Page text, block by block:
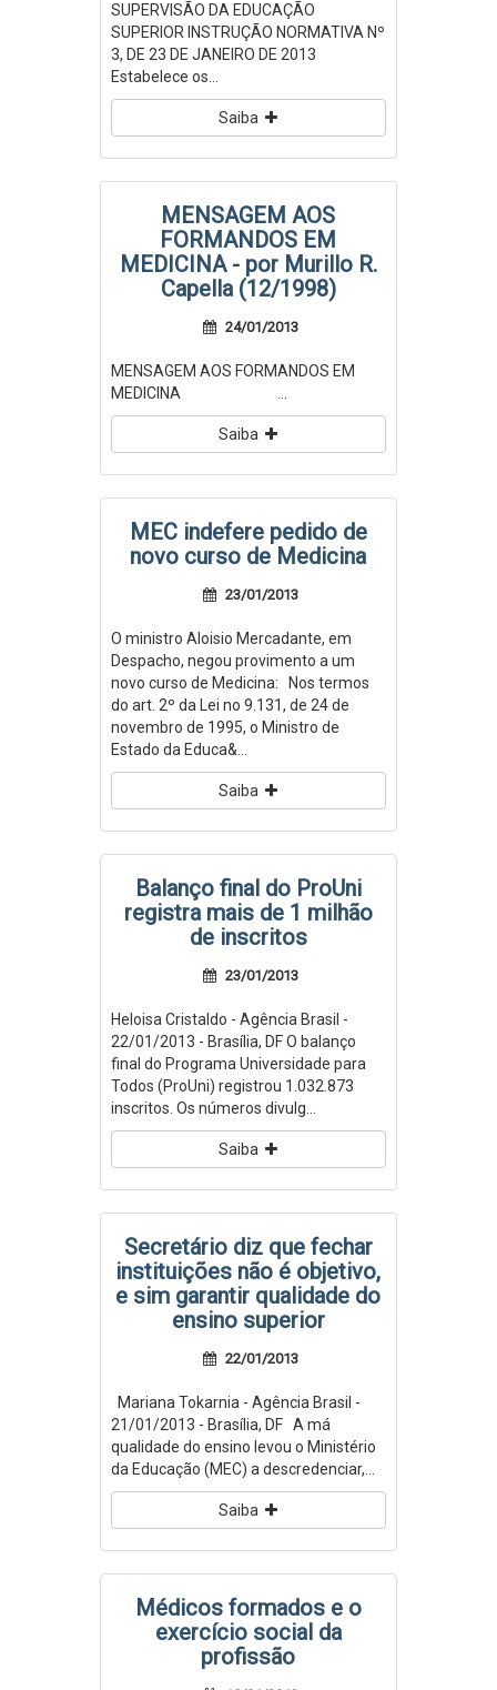
SUPERVISÃO DA EDUCAÇÃO
SUPERIOR INSTRUÇÃO NORMATIVA Nº
3, DE 23 DE JANEIRO DE 2013
Estabelece os...
Saiba
MENSAGEM AOS
FORMANDOS EM
MEDICINA - por Murillo R.
Capella (12/1998)
24/01/2013
MENSAGEM AOS FORMANDOS EM
MEDICINA ...
Saiba
MEC indefere pedido de
novo curso de Medicina
23/01/2013
O ministro Aloisio Mercadante, em
Despacho, negou provimento a um
novo curso de Medicina: Nos termos
do art. 2º da Lei no 9.131, de 24 de
novembro de 1995, o Ministro de
Estado da Educa&...
Saiba
Balanço final do ProUni
registra mais de 1 milhão
de inscritos
23/01/2013
Heloisa Cristaldo - Agência Brasil -
22/01/2013 - Brasília, DF O balanço
final do Programa Universidade para
Todos (ProUni) registrou 1.032.873
inscritos. Os números divulg...
Saiba
Secretário diz que fechar
instituições não é objetivo,
e sim garantir qualidade do
ensino superior
22/01/2013
Mariana Tokarnia - Agência Brasil -
21/01/2013 - Brasília, DF A má
qualidade do ensino levou o Ministério
da Educação (MEC) a descredenciar,...
Saiba
Médicos formados e o
exercício social da
profissão